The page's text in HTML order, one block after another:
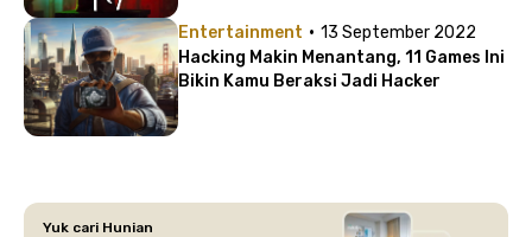
Entertainment · 13 September 2022
Hacking Makin Menantang, 11 Games Ini
Bikin Kamu Beraksi Jadi Hacker
Yuk cari Hunian